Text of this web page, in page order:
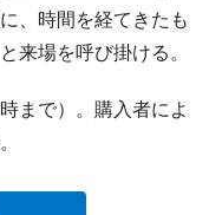
、時間を経てきたも
来場を呼び掛ける。
まで）。購入者によ